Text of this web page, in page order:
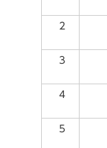
2
3
4
5